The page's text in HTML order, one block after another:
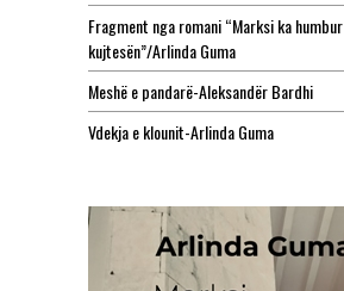
Fragment nga romani “Marksi ka humbur
kujtesën”/Arlinda Guma
Meshë e pandarë-Aleksandër Bardhi
Vdekja e klounit-Arlinda Guma